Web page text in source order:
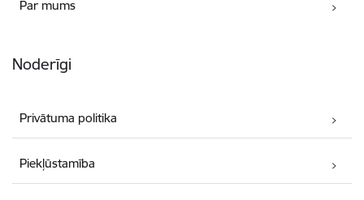
Par mums
Noderīgi
Privātuma politika
Piekļūstamība